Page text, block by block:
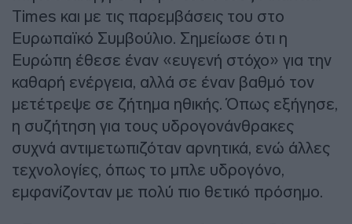
Times και με τις παρεμβάσεις του στο
Ευρωπαϊκό Συμβούλιο. Σημείωσε ότι η
Ευρώπη έθεσε έναν «ευγενή στόχο» για την
καθαρή ενέργεια, αλλά σε έναν βαθμό τον
μετέτρεψε σε ζήτημα ηθικής. Όπως εξήγησε,
η συζήτηση για τους υδρογονάνθρακες
συχνά αντιμετωπιζόταν αρνητικά, ενώ άλλες
τεχνολογίες, όπως το μπλε υδρογόνο,
εμφανίζονταν με πολύ πιο θετικό πρόσημο.